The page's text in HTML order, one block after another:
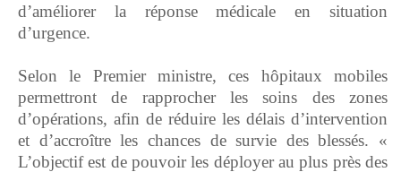
d’améliorer la réponse médicale en situation
d’urgence.
‎Selon le Premier ministre, ces hôpitaux mobiles
permettront de rapprocher les soins des zones
d’opérations, afin de réduire les délais d’intervention
et d’accroître les chances de survie des blessés. «
L’objectif est de pouvoir les déployer au plus près des